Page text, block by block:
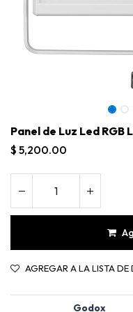
Panel de Luz Led RGB
$ 5,200.00
AGREGAR A LA LISTA DE
Godox